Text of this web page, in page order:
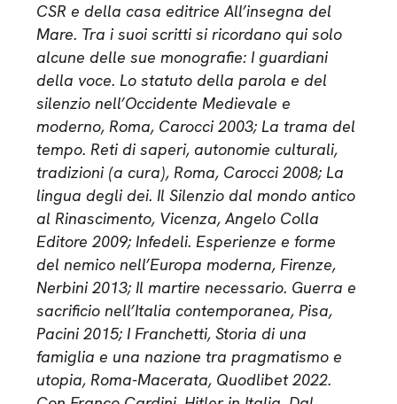
CSR e della casa editrice All’insegna del
Mare. Tra i suoi scritti si ricordano qui solo
alcune delle sue monografie: I guardiani
della voce. Lo statuto della parola e del
silenzio nell’Occidente Medievale e
moderno, Roma, Carocci 2003; La trama del
tempo. Reti di saperi, autonomie culturali,
tradizioni (a cura), Roma, Carocci 2008; La
lingua degli dei. Il Silenzio dal mondo antico
al Rinascimento, Vicenza, Angelo Colla
Editore 2009; Infedeli. Esperienze e forme
del nemico nell’Europa moderna, Firenze,
Nerbini 2013; Il martire necessario. Guerra e
sacrificio nell’Italia contemporanea, Pisa,
Pacini 2015; I Franchetti, Storia di una
famiglia e una nazione tra pragmatismo e
utopia, Roma-Macerata, Quodlibet 2022.